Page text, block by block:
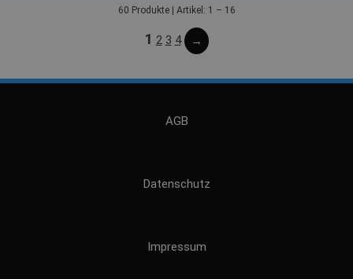
60 Produkte | Artikel: 1 – 16
1 2 3 4 →
AGB
Datenschutz
Impressum